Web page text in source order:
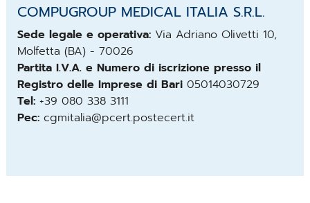
COMPUGROUP MEDICAL ITALIA S.R.L.
Sede legale e operativa: Via Adriano Olivetti 10,
Molfetta (BA) - 70026
Partita I.V.A. e Numero di iscrizione presso il
Registro delle Imprese di Bari 05014030729
Tel: +39 080 338 3111
Pec: cgmitalia@pcert.postecert.it